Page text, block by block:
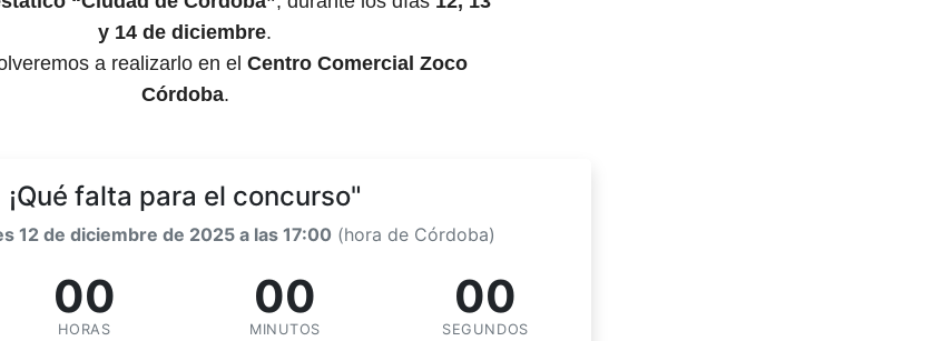
y 14 de diciembre.
a realizarlo en el Centro Comercial Zoco
Córdoba.
¡Qué falta para el concurso"
12 de diciembre de 2025 a las 17:00 (hora de Córdoba)
00
HORAS
00
MINUTOS
00
SEGUNDOS